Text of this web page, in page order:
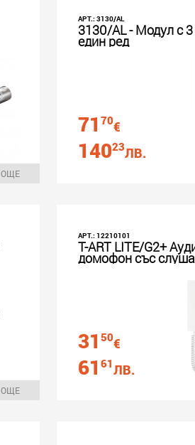
ОЩЕ
АРТ.: 3130/AL
3130/AL - Модул с 3 бутона в
един ред
7170€
14023ЛВ.
ОЩЕ
АРТ.: 12210101
T-ART LITE/G2+ Аудио
домофон със
3150€
6161ЛВ.